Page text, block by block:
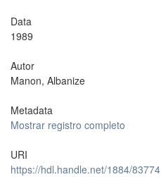
Data
1989
Autor
Manon, Albanize
Metadata
Mostrar registro completo
URI
https://hdl.handle.net/1884/83774